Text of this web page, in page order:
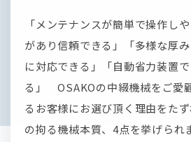
「メンテナンスが簡単で操作し
があり信頼できる」「多様な厚
に対応できる」「⾃動省⼒装置
る」 OSAKOの中綴機械をご愛
るお客様にお選び頂く理由をた
の拘る機械本質、4点を挙げられ